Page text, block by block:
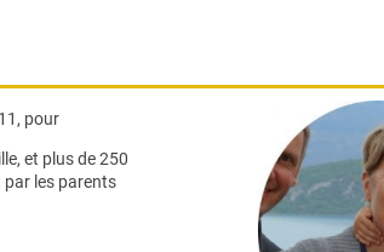
pour
et plus de 250
par les parents